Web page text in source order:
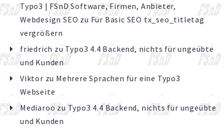
Typo3 | FSnD Software, Firmen, Anbieter,
Webdesign SEO zu Für Basic SEO tx_seo_titletag
vergrößern
friedrich zu Typo3 4.4 Backend, nichts für ungeübte
und Kunden
Viktor zu Mehrere Sprachen für eine Typo3
Webseite
Mediaroo zu Typo3 4.4 Backend, nichts für ungeübte
und Kunden